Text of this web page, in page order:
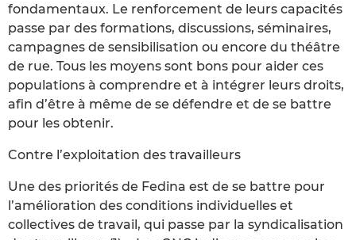
fondamentaux. Le renforcement de leurs capacités
passe par des formations, discussions, séminaires,
campagnes de sensibilisation ou encore du théâtre
de rue. Tous les moyens sont bons pour aider ces
populations à comprendre et à intégrer leurs droits,
afin d’être à même de se défendre et de se battre
pour les obtenir.
Contre l’exploitation des travailleurs
Une des priorités de Fedina est de se battre pour
l’amélioration des conditions individuelles et
collectives de travail, qui passe par la syndicalisation